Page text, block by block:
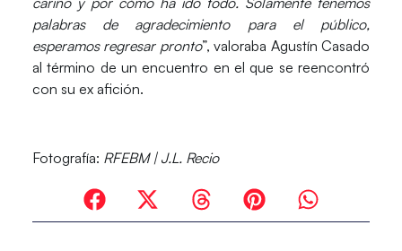
palabras de agradecimiento para el público,
esperamos regresar pronto”, valoraba Agustín Casado
al término de un encuentro en el que se reencontró
con su ex afición.
Fotografía: RFEBM | J.L. Recio